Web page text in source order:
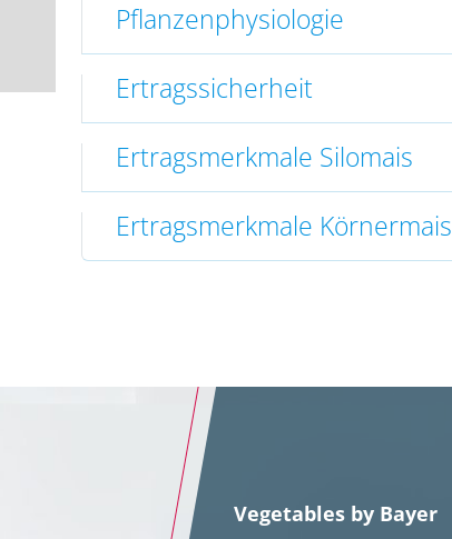
Pflanzenphysiologie
Ertragssicherheit
Ertragsmerkmale Silomais
Ertragsmerkmale Körnermais
Vegetables by Bayer